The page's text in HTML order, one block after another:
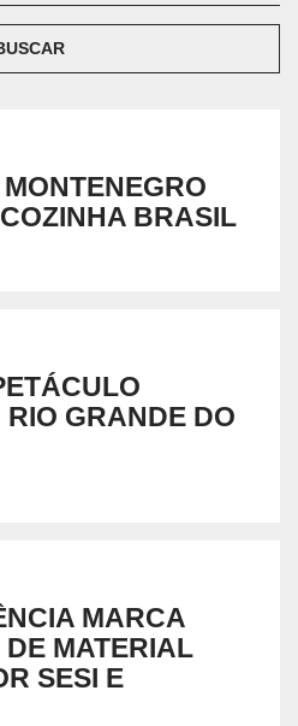
BRASIL
GRANDE DO
MARCA
MATERIAL
SESI E